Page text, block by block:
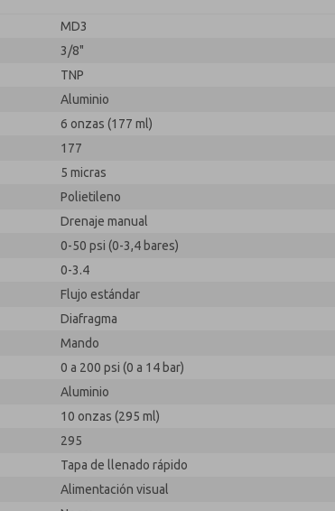
MD3
3/8"
TNP
Aluminio
6 onzas (177 ml)
177
5 micras
Polietileno
Drenaje manual
0-50 psi (0-3,4 bares)
0-3.4
Flujo estándar
Diafragma
Mando
0 a 200 psi (0 a 14 bar)
Aluminio
10 onzas (295 ml)
295
Tapa de llenado rápido
Alimentación visual